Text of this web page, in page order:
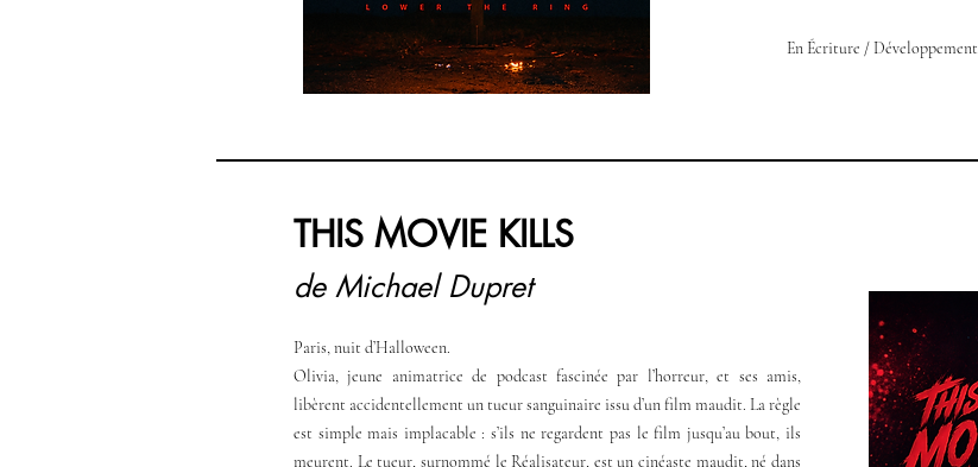
En Écriture / Développement
THIS MOVIE KILLS
de Michael Dupret
Paris, nuit d’Halloween.
Olivia, jeune animatrice de podcast fascinée par l’horreur, et ses amis,
libèrent accidentellement un tueur sanguinaire issu d’un film maudit. La règle
est simple mais implacable : s’ils ne regardent pas le film jusqu’au bout, ils
meurent. Le tueur, surnommé le Réalisateur, est un cinéaste maudit, né dans